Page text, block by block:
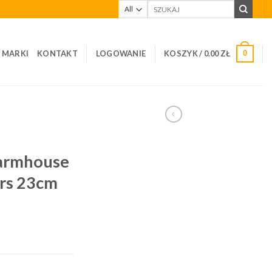
KONTAKT LOGOWANIE KOSZYK / 0.00ZŁ 0
23cm